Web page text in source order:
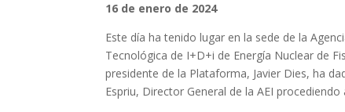
16 de enero de 2024
Este día ha tenido lugar en la sede de la
Tecnológica de I+D+i de Energía Nuclear de
presidente de la Plataforma, Javier Dies, ha
Espriu, Director General de la AEI procediendo